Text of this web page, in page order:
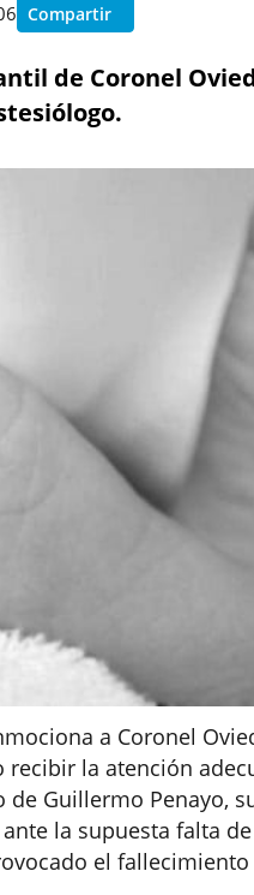
Compartir
de Coronel
a Coronel
la atención
Guillermo Penayo,
la supuesta falta
el